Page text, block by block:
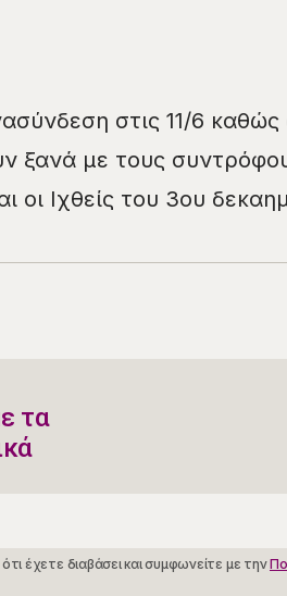
στις 11/6 καθώς
ξανά με τους
οι Ιχθείς του 3ου
τα
έχετε διαβάσει και συμφωνείτε με την